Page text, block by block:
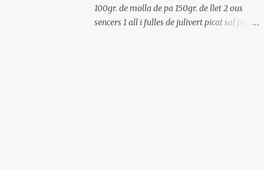
100gr. de molla de pa 150gr. de llet 2 ous
sencers 1 all i fulles de julivert picat sal pebre